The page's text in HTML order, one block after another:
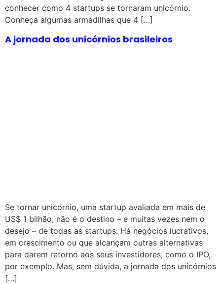
conhecer como 4 startups se tornaram unicórnio.
Conheça algumas armadilhas que 4 […]
A jornada dos unicórnios brasileiros
Se tornar unicórnio, uma startup avaliada em mais de
US$ 1 bilhão, não é o destino – e muitas vezes nem o
desejo – de todas as startups. Há negócios lucrativos,
em crescimento ou que alcançam outras alternativas
para darem retorno aos seus investidores, como o IPO,
por exemplo. Mas, sem dúvida, a jornada dos unicórnios
[…]